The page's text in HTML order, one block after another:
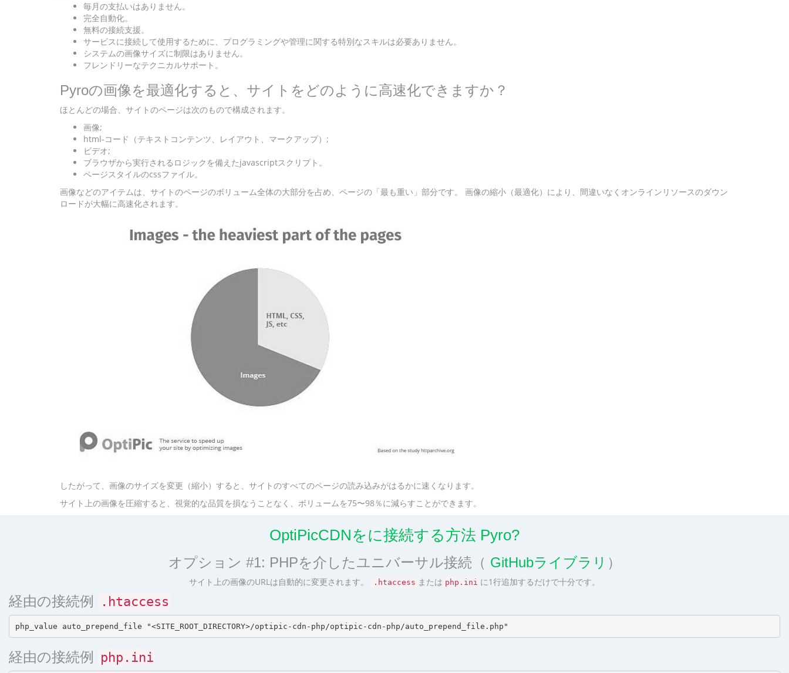
毎月の支払いはありません。
完全自動化。
無料の接続支援。
サービスに接続して使用するために、プログラミングや管理に関する特別なスキルは必要ありません。
システムの画像サイズに制限はありません。
フレンドリーなテクニカルサポート。
Pyroの画像を最適化すると、サイトをどのように高速化できますか？
ほとんどの場合、サイトのページは次のもので構成されます。
画像;
html-コード（テキストコンテンツ、レイアウト、マークアップ）;
ビデオ;
ブラウザから実行されるロジックを備えたjavascriptスクリプト。
ページスタイルのcssファイル。
画像などのアイテムは、サイトのページのボリューム全体の大部分を占め、ページの「最も重い」部分です。 画像の縮小（最適化）により、間違いなくオンラインリソースのダウン
ロードが大幅に高速化されます。
したがって、画像のサイズを変更（縮小）すると、サイトのすべてのページの読み込みがはるかに速くなります。
サイト上の画像を圧縮すると、視覚的な品質を損なうことなく、ボリュームを75〜98％に減らすことができます。
OptiPicCDNをに接続する方法 Pyro?
オプション #1: PHPを介したユニバーサル接続（ GitHubライブラリ ）
サイト上の画像のURLは自動的に変更されます。 .htaccess または php.ini に1行追加するだけで十分です。
経由の接続例 .htaccess
経由の接続例 php.ini